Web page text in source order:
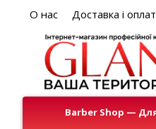
О нас Доставка і
Barber Shop — Для